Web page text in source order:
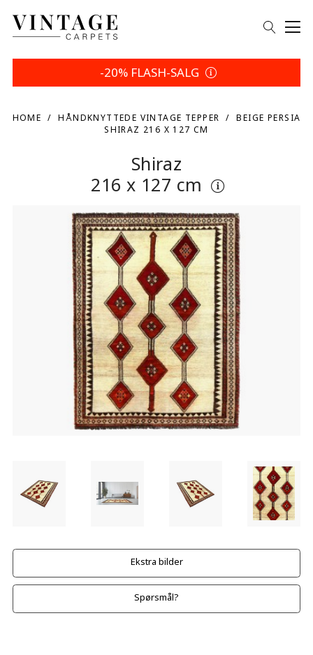
-20% FLASH-SALG
HOME HÅNDKNYTTEDE VINTAGE TEPPER
BEIGE PERSIA
SHIRAZ 216 X 127 CM
Shiraz
216 x 127 cm
Ekstra bilder
Spørsmål?